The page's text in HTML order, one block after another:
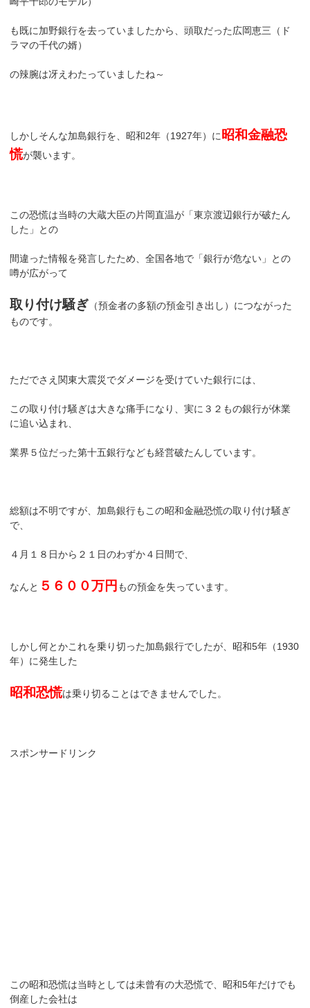
も既に加野銀行を去っていましたから、頭取だった広岡恵三（ド
ラマの千代の婿）
の辣腕は冴えわたっていましたね～
しかしそんな加島銀行を、昭和2年（1927年）に昭和金融恐
慌が襲います。
この恐慌は当時の大蔵大臣の片岡直温が「東京渡辺銀行が破たん
した」との
間違った情報を発言したため、全国各地で「銀行が危ない」との
噂が広がって
取り付け騒ぎ （預金者の多額の預金引き出し）につながった
ものです。
ただでさえ関東大震災でダメージを受けていた銀行には、
この取り付け騒ぎは大きな痛手になり、実に３２もの銀行が休業
に追い込まれ、
業界５位だった第十五銀行なども経営破たんしています。
総額は不明ですが、加島銀行もこの昭和金融恐慌の取り付け騒ぎ
で、
４月１８日から２１日のわずか４日間で、
なんと ５６００万円 もの預金を失っています。
しかし何とかこれを乗り切った加島銀行でしたが、昭和5年（1930
年）に発生した
昭和恐慌は乗り切ることはできませんでした。
スポンサードリンク
この昭和恐慌は当時としては未曾有の大恐慌で、昭和5年だけでも
倒産した会社は